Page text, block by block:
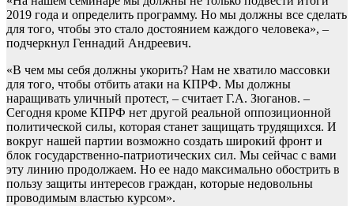
2019 года и определить программу. Но мы должны все сделать
для того, чтобы это стало достоянием каждого человека», –
подчеркнул Геннадий Андреевич.
«В чем мы себя должны укорить? Нам не хватило массовки
для того, чтобы отбить атаки на КПРФ. Мы должны
наращивать уличный протест, – считает Г.А. Зюганов. –
Сегодня кроме КПРФ нет другой реальной оппозиционной
политической силы, которая станет защищать трудящихся. И
вокруг нашей партии возможно создать широкий фронт и
блок государственно-патриотических сил. Мы сейчас с вами
эту линию продолжаем. Но ее надо максимально обострить в
пользу защиты интересов граждан, которые недовольны
проводимым властью курсом».